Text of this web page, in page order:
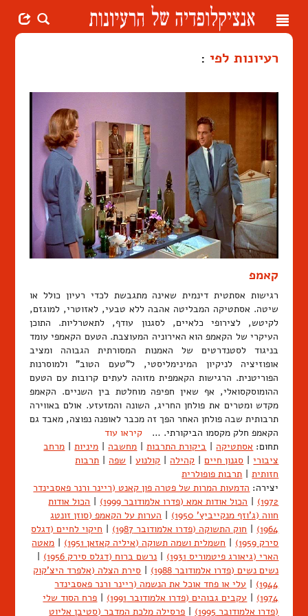
Toggle
רעיונות לפי :
קאמפ
רגישות אסתטית דינמית שאינה מתגבשת לכדי רעיון כולל או
שיטה. אסתטיקה המבליטה אהבה ללא טבעי, לאזוטרי, למוגזם,
לקיטש, לצירופי כלאיים, לסגנון עודף, לתאטרליות. התוכן
העיקרי של הקאמפ הוא האירוניה המעוצבת. הטעם הקאמפי עומד
בניגוד לסטנדרטים של האמנות המסורתית הגבוהה ומציב
אופוזיציה לניקיון המינימליסטי, ל"טעם הטוב" ולמוסרנות
הפוריטנית. הרגישות הקאמפית מזוהה לעתים קרובות עם הטעם
ההומוסקסואלי, אף שאין חפיפה מוחלטת בין השניים. הקאמפ
מקדש ומטרים את פולחן החריג, השונה והמזעזע. אולם באווירה
תרבותית שבה פולחן האחר הפך זה מכבר לאופנה נפוצה, מאבד גם
הקאמפ חלק מקסמו הביקורתי. … קיראו עוד
תחום: אסתטיקה | ביקורת התרבות | מחשבה | מיניות | מרחב
ציבורי | סגנון חיים | קהילה | קולנוע | שפה | תרבות
חזותית | תרבות פופולרית
יצירה: הדמעות המרות של פטרה פון קאנט (ריינר ורנר פאסבינדר
1972)
| הכול אודות אמא (פדרו אלמודובר 1999) | הכול אודות
חווה (ג'וזף מנקייביץ' 1950)
| הערות על הקאמפ (סוזן זונטג
1964)
| חוק התשוקה (פדרו אלמודובר 1987) | חיקוי לחיים (דגלס
סירק 1959)
| חשמלית ושמה תשוקה (איליה קאזאן 1951) | מאטה
הארי (גיאורג פיטמוריס 1931)
| נרשם ברוח (דגלס סירק 1956)
|
נשים נשים (פדרו אלמודובר 1988)
| סירת הצלה (אלפרד היצ'קוק
1944)
| עלי או פחד אוכל את הנשמה (ריינר ורנר פאסבינדר
1974)
| עקבים גבוהים (פדרו אלמודובר 1991) | פרח הסוד שלי
(פדרו אלמודובר 1995)
| פרסילה מלכת המדבר (סטיבן אליוט